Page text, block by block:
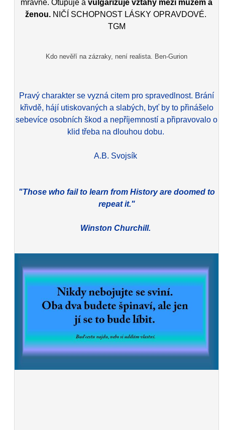
mravně. Otupuje avulgarizuje vztahy mezi mužem a
ženou. NIČÍ SCHOPNOST LÁSKY OPRAVDOVÉ.
TGM
Kdo nevěří na zázraky, není realista. Ben-Gurion
Pravý charakter se vyzná citem pro spravedlnost. Brání
křivdě, hájí utiskovaných a slabých, byť by to přinášelo
sebevíce osobních škod a nepříjemností a připravovalo o
klid třeba na dlouhou dobu.
A.B. Svojsík
"Those who fail to learn from History are doomed to
repeat it."
Winston Churchill.